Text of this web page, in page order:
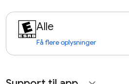
Alle
Få flere oplysninger